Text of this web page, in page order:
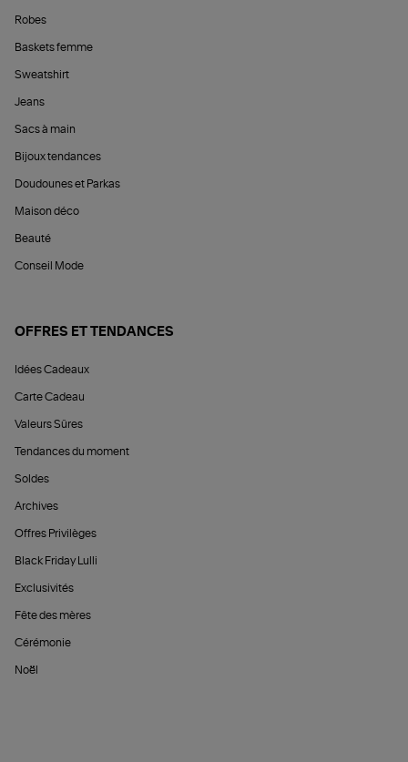
Robes
Baskets femme
Sweatshirt
Jeans
Sacs à main
Bijoux tendances
Doudounes et Parkas
Maison déco
Beauté
Conseil Mode
OFFRES ET TENDANCES
Idées Cadeaux
Carte Cadeau
Valeurs Sûres
Tendances du moment
Soldes
Archives
Offres Privilèges
Black Friday Lulli
Exclusivités
Fête des mères
Cérémonie
Noël